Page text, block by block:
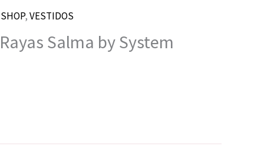
SHOP,VESTIDOS
Salma by System
€.